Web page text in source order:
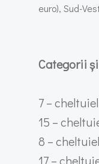
euro), Sud-
Categorii
7 –
15 –
8 –
17 –